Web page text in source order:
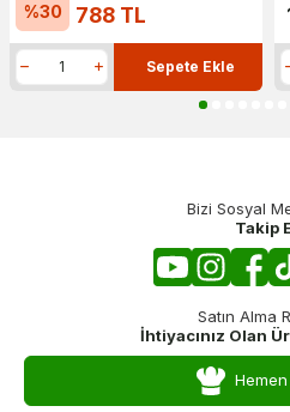
%30 788 TL
Sepete Ekle
Bizi Sosyal
Takip
Satın Alma
İhtiyacınız Olan